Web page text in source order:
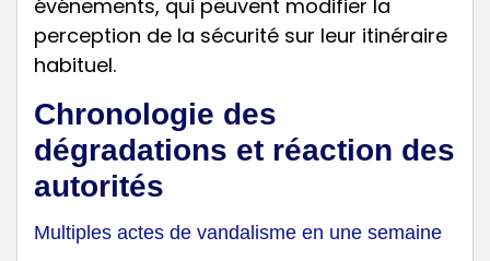
événements, qui peuvent modifier la
perception de la sécurité sur leur itinéraire
habituel.
Chronologie des
dégradations et réaction des
autorités
Multiples actes de vandalisme en une semaine